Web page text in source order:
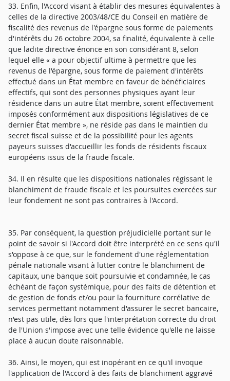
33. Enfin, l'Accord visant à établir des mesures équivalentes à
celles de la directive 2003/48/CE du Conseil en matière de
fiscalité des revenus de l'épargne sous forme de paiements
d'intérêts du 26 octobre 2004, sa finalité, équivalente à celle
que ladite directive énonce en son considérant 8, selon
lequel elle « a pour objectif ultime à permettre que les
revenus de l'épargne, sous forme de paiement d'intérêts
effectué dans un État membre en faveur de bénéficiaires
effectifs, qui sont des personnes physiques ayant leur
résidence dans un autre État membre, soient effectivement
imposés conformément aux dispositions législatives de ce
dernier État membre », ne réside pas dans le maintien du
secret fiscal suisse et de la possibilité pour les agents
payeurs suisses d'accueillir les fonds de résidents fiscaux
européens issus de la fraude fiscale.
34. Il en résulte que les dispositions nationales régissant le
blanchiment de fraude fiscale et les poursuites exercées sur
leur fondement ne sont pas contraires à l'Accord.
35. Par conséquent, la question préjudicielle portant sur le
point de savoir si l'Accord doit être interprété en ce sens qu'il
s'oppose à ce que, sur le fondement d'une réglementation
pénale nationale visant à lutter contre le blanchiment de
capitaux, une banque soit poursuivie et condamnée, le cas
échéant de façon systémique, pour des faits de détention et
de gestion de fonds et/ou pour la fourniture corrélative de
services permettant notamment d'assurer le secret bancaire,
n'est pas utile, dès lors que l'interprétation correcte du droit
de l'Union s'impose avec une telle évidence qu'elle ne laisse
place à aucun doute raisonnable.
36. Ainsi, le moyen, qui est inopérant en ce qu'il invoque
l'application de l'Accord à des faits de blanchiment aggravé